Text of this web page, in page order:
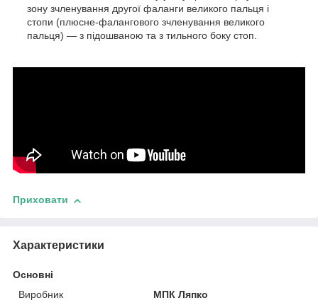
зону зчленування другої фаланги великого пальця і
стопи (плюсне-фалангового зчленування великого
пальця) — з підошваною та з тильного боку стоп.
Приховати
Характеристики
Основні
Виробник
МПК Ляпко